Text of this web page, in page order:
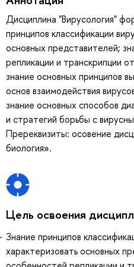
Дисциплина "Вирусология"
принципов классификации
основных представителей;
репликации и транскрипции
знание основных принципов
основ взаимодействия
знание основных способов
и стратегий борьбы с
Пререквизиты: осовение
биология».
Цель освоения
Знание принципов
характеризовать основных